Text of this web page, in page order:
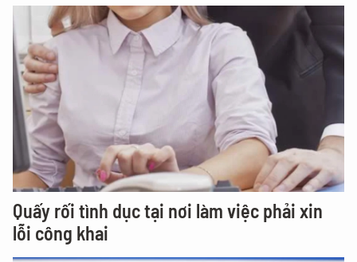
Quấy rối tình dục tại nơi làm việc phải xin
lỗi công khai